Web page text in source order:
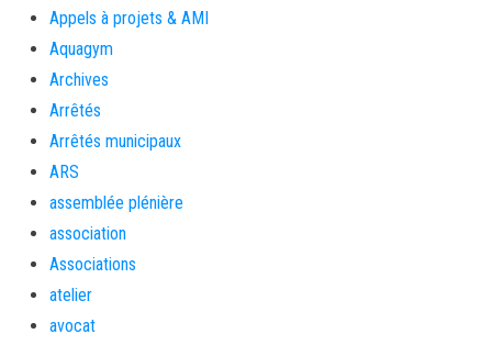
Appels à projets & AMI
Aquagym
Archives
Arrêtés
Arrêtés municipaux
ARS
assemblée plénière
association
Associations
atelier
avocat